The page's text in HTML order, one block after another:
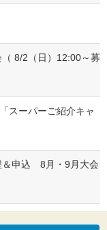
（ 8/2（日）12:00～募
スーパーご紹介キャ
＆申込 8月・9月大会